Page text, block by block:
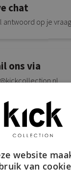
chat
antwoord op je vraag
ons via
naar de
link naar Google Maps
website
van